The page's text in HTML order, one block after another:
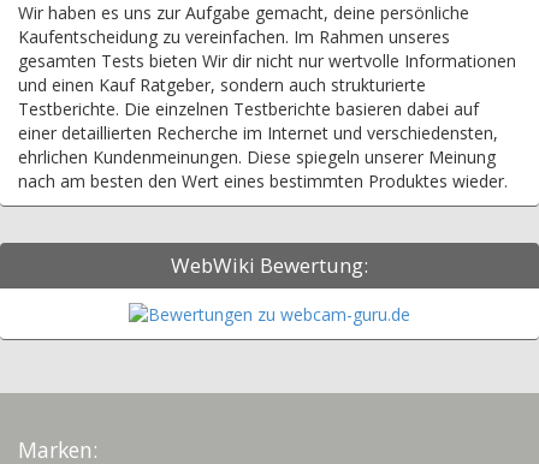
Wir haben es uns zur Aufgabe gemacht, deine persönliche
Kaufentscheidung zu vereinfachen. Im Rahmen unseres
gesamten Tests bieten Wir dir nicht nur wertvolle Informationen
und einen Kauf Ratgeber, sondern auch strukturierte
Testberichte. Die einzelnen Testberichte basieren dabei auf
einer detaillierten Recherche im Internet und verschiedensten,
ehrlichen Kundenmeinungen. Diese spiegeln unserer Meinung
nach am besten den Wert eines bestimmten Produktes wieder.
WebWiki Bewertung:
Marken: